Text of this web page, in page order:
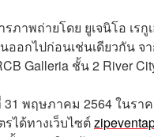
ภาพถ่ายโดย ยูเจนิโอ เร
ออกไปก่อนเช่นเดียวกัน
Galleria ชั้น 2 River
พฤษภาคม 2564 ในร
ได้ทางเว็บไซต์